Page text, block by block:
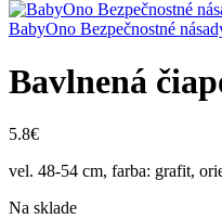
BabyOno Bezpečnostné
Bavlnená
5.8€
vel. 48-54 cm, farba: grafit,
Na sklade